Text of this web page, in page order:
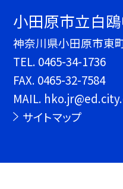
小田原市立白
神奈川県小田原市東
TEL. 0465-34-1736
FAX. 0465-32-7584
MAIL.
サイトマップ